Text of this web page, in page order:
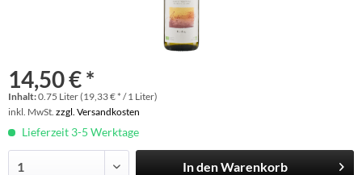
14,50 € *
Inhalt:0.75 Liter (19,33 € * / 1 Liter)
inkl. MwSt. zzgl. Versandkosten
Lieferzeit 3-5 Werktage
In denWarenkorb